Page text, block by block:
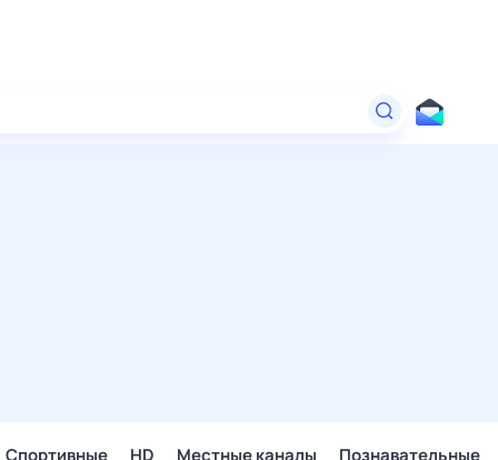
Спортивные HD Местные каналы Познавательные